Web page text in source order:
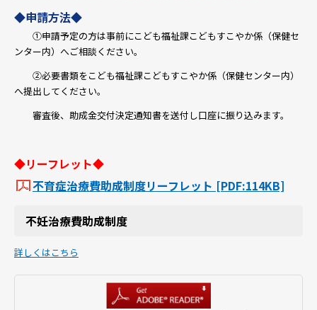
◆申請方法◆
①申請予定の方は事前にこども福祉課こどもすこやか係（保健セ
ンター内）へご相談ください。
②必要書類をこども福祉課こどもすこやか係（保健センター内）
へ提出してください。
審査後、助成金交付決定通知書を送付し口座に振り込みます。
◆リーフレット◆
不育症治療費助成制度リーフレット [PDF:114KB]
不妊治療費助成制度
詳しくはこちら